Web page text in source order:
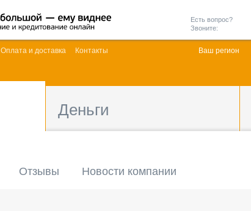
Есть вопрос?
Звоните:
Оплата и доставка
Контакты
Ваш регион
Деньги
Отзывы Новости компании